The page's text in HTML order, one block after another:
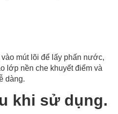
mút lõi để lấy phấn nước,
lớp nền che khuyết điểm và
dàng.
khi sử dụng.